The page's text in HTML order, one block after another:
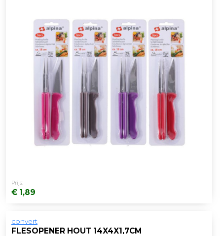
Prijs:
€ 1,89
convert
FLESOPENER HOUT 14X4X1,7CM